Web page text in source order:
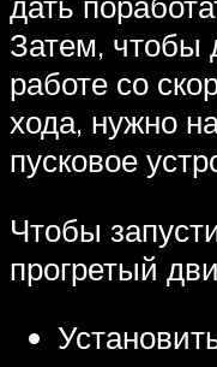
Затем, чтобы
работе со
хода, нужно
пусковое
Чтобы
прогретый